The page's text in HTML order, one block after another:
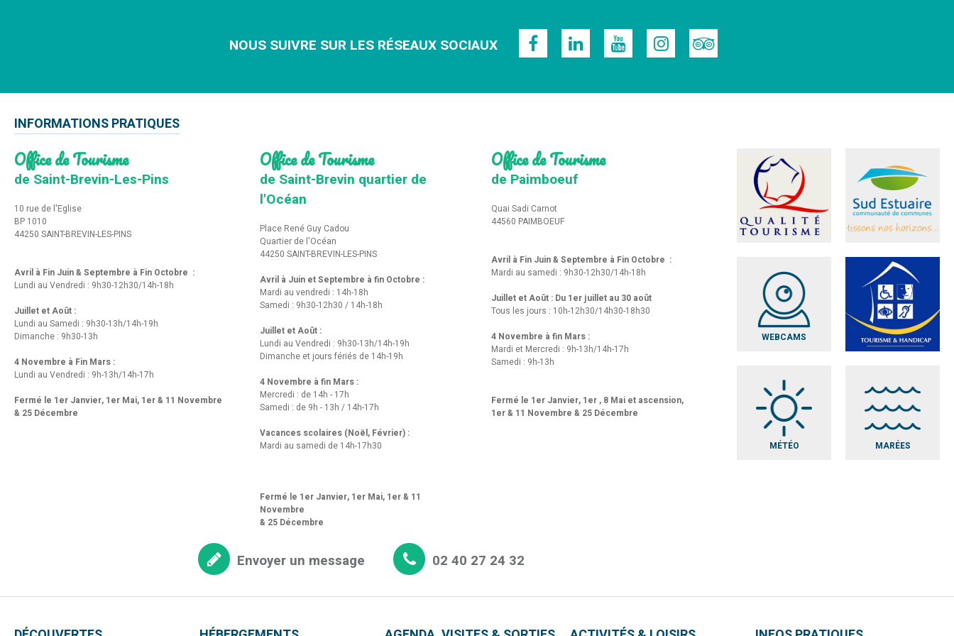
NOUS SUIVRE SUR LES RÉSEAUX SOCIAUX
INFORMATIONS PRATIQUES
Office de Tourisme
de Saint-Brevin-Les-Pins
10 rue de l'Eglise
BP 1010
44250 SAINT-BREVIN-LES-PINS
Avril à Fin Juin & Septembre à Fin Octobre :
Lundi au Vendredi : 9h30-12h30/14h-18h
Juillet et Août :
Lundi au Samedi : 9h30-13h/14h-19h
Dimanche : 9h30-13h
4 Novembre à Fin Mars :
Lundi au Vendredi : 9h-13h/14h-17h
Fermé le 1er Janvier, 1er Mai, 1er & 11 Novembre
& 25 Décembre
Office de Tourisme
de Saint-Brevin quartier de
l'Océan
Place René Guy Cadou
Quartier de l'Océan
44250 SAINT-BREVIN-LES-PINS
Avril à Juin et Septembre à fin Octobre :
Mardi au vendredi : 14h-18h
Samedi : 9h30-12h30 / 14h-18h
Juillet et Août :
Lundi au Vendredi : 9h30-13h/14h-19h
Dimanche et jours fériés de 14h-19h
4 Novembre à fin Mars :
Mercredi : de 14h - 17h
Samedi : de 9h - 13h / 14h-17h
Vacances scolaires (Noël, Février) :
Mardi au samedi de 14h-17h30
Fermé le 1er Janvier, 1er Mai, 1er & 11
Novembre
& 25 Décembre
Office de Tourisme
de Paimboeuf
Quai Sadi Carnot
44560 PAIMBOEUF
Avril à Fin Juin & Septembre à Fin Octobre :
Mardi au samedi : 9h30-12h30/14h-18h
Juillet et Août : Du 1er juillet au 30 août
Tous les jours : 10h-12h30/14h30-18h30
4 Novembre à fin Mars :
Mardi et Mercredi : 9h-13h/14h-17h
Samedi : 9h-13h
Fermé le 1er Janvier, 1er , 8 Mai et ascension,
1er & 11 Novembre & 25 Décembre
WEBCAMS
MÉTÉO MARÉES
Envoyer un message 02 40 27 24 32